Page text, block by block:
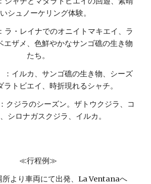
シュノーケリング体験。
ラ・レイナでのオニイトマキエイ、ラ
エザメ、色鮮やかなサンゴ礁の生き物
たち。
：イルカ、サンゴ礁の生き物、シーズ
ラトビエイ、時折現れるシャチ。
クジラのシーズン。ザトウクジラ、コ
シロナガスクジラ、イルカ。
≪行程例≫
より車両にて出発、La Ventanaへ